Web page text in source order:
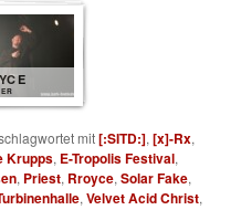
mit[:SITD:],[x]-Rx,
Krupps, E-Tropolis Festival,
, Priest, Rroyce,Solar Fake,
,Velvet Acid Christ,